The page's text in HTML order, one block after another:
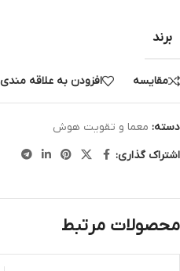
برند
مقایسه افزودن به علاقه مندی
دسته: معما و تقویت هوش
اشتراک گذاری:
محصولات مرتبط